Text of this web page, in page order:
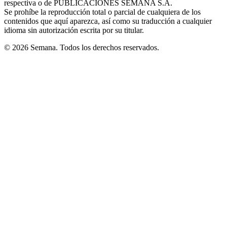
window
respectiva o de PUBLICACIONES SEMANA S.A.
Se prohíbe la reproducción total o parcial de cualquiera de los
contenidos que aquí aparezca, así como su traducción a cualquier
idioma sin autorización escrita por su titular.
© 2026 Semana. Todos los derechos reservados.